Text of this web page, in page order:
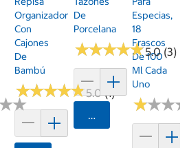
★
★
Organizadora
Con
Cajones
De
Bambú
★★★★★
★★★★★5.0 (1)
De
Porcelana
★★★★★
★★★★★5.0 (3)
Agregar
Especias,
18
Frascos
De 100
Ml Cada
Uno
★★★
★★★